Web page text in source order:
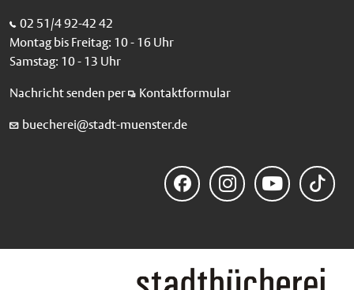
02 51/4 92-42 42
Montag bis Freitag: 10 - 16 Uhr
Samstag: 10 - 13 Uhr
Nachricht senden per Kontaktformular
buecherei@stadt-muenster.de